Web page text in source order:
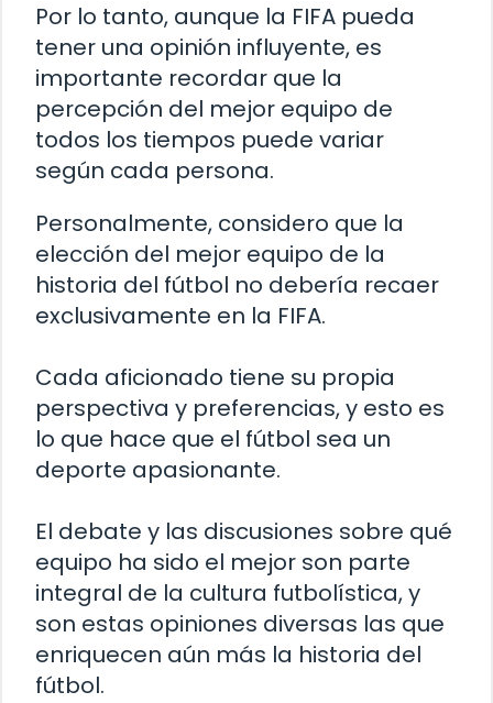
Por lo tanto, aunque la FIFA pueda
tener una opinión influyente, es
importante recordar que la
percepción del mejor equipo de
todos los tiempos puede variar
según cada persona.
Personalmente, considero que la
elección del mejor equipo de la
historia del fútbol no debería recaer
exclusivamente en la FIFA.
Cada aficionado tiene su propia
perspectiva y preferencias, y esto es
lo que hace que el fútbol sea un
deporte apasionante.
El debate y las discusiones sobre qué
equipo ha sido el mejor son parte
integral de la cultura futbolística, y
son estas opiniones diversas las que
enriquecen aún más la historia del
fútbol.